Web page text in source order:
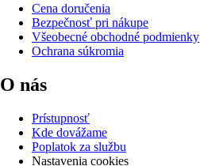
Cena doručenia
Bezpečnosť pri nákupe
Všeobecné obchodné podmienky
Ochrana súkromia
O nás
Prístupnosť
Kde dovážame
Poplatok za službu
Nastavenia cookies